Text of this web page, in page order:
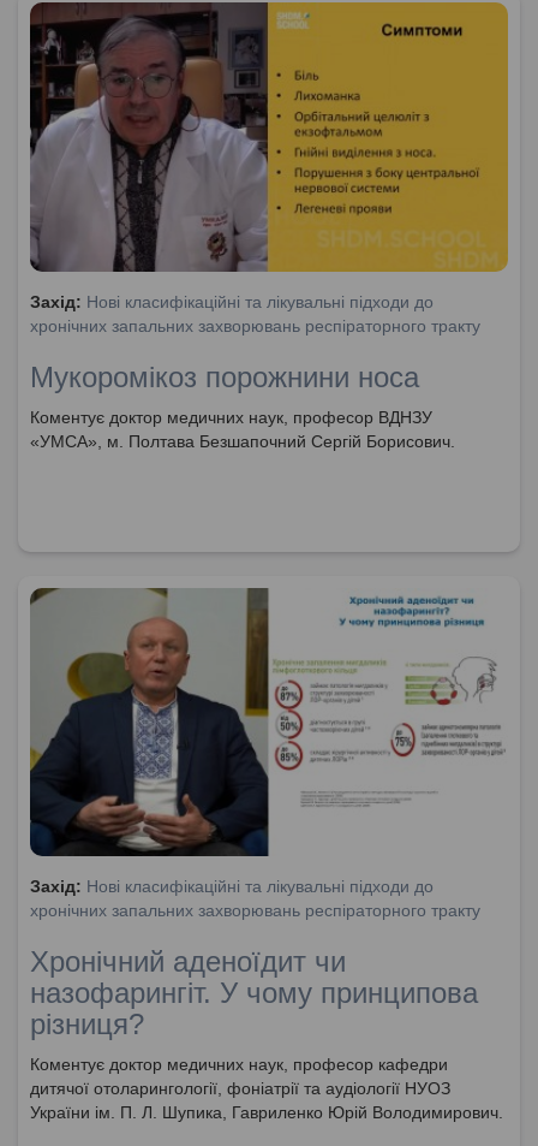
Захід: Нові класифікаційні та лікувальні підходи до
хронічних запальних захворювань респіраторного тракту
Мукоромікоз порожнини носа
Коментує доктор медичних наук, професор ВДНЗУ
«УМСА», м. Полтава Безшапочний Сергій Борисович.
Захід: Нові класифікаційні та лікувальні підходи до
хронічних запальних захворювань респіраторного тракту
Хронічний аденоїдит чи
назофарингіт. У чому принципова
різниця?
Коментує доктор медичних наук, професор кафедри
дитячої отоларингології, фоніатрії та аудіології НУОЗ
України ім. П. Л. Шупика, Гавриленко Юрій Володимирович.